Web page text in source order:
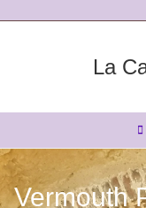
La
Vermouth